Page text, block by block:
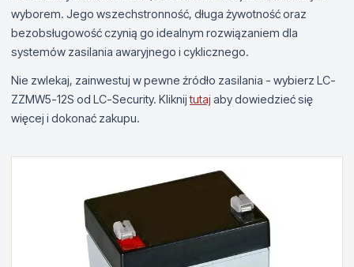
wyborem. Jego wszechstronność, długa żywotność oraz
bezobsługowość czynią go idealnym rozwiązaniem dla
systemów zasilania awaryjnego i cyklicznego.
Nie zwlekaj, zainwestuj w pewne źródło zasilania - wybierz LC-
ZZMW5-12S od LC-Security. Kliknijtutaj aby dowiedzieć się
więcej i dokonać zakupu.